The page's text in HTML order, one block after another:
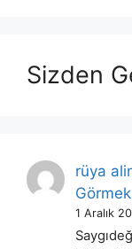
Sizden
rüya
1 Aralık